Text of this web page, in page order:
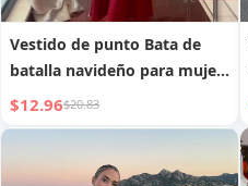
Vestido de punto Bata de
batalla navideño para mujer,
elegante, con talle ceñido,
con abrigos, capa base, falda
$12.96$20.83